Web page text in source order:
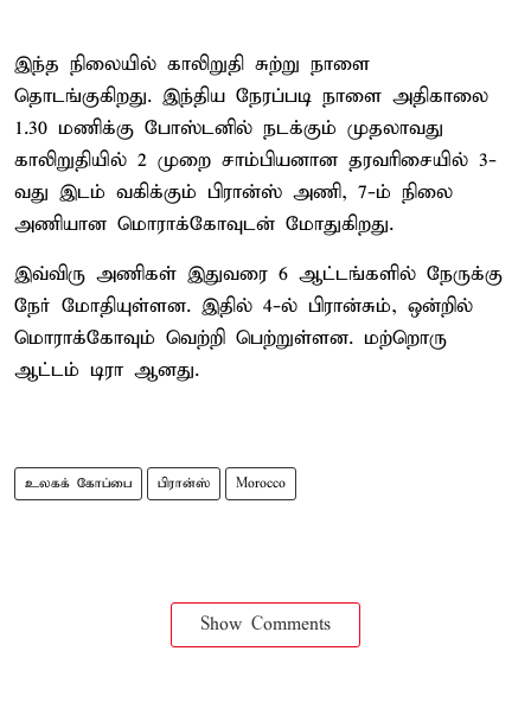
இந்த நிலையில் காலிறுதி சுற்று நாளை
தொடங்குகிறது. இந்திய நேரப்படி நாளை அதிகாலை
1.30 மணிக்கு போஸ்டனில் நடக்கும் முதலாவது
காலிறுதியில் 2 முறை சாம்பியனான தரவரிசையில் 3-
வது இடம் வகிக்கும் பிரான்ஸ் அணி, 7-ம் நிலை
அணியான மொராக்கோவுடன் மோதுகிறது.
இவ்விரு அணிகள் இதுவரை 6 ஆட்டங்களில் நேருக்கு
நேர் மோதியுள்ளன. இதில் 4-ல் பிரான்சும், ஒன்றில்
மொராக்கோவும் வெற்றி பெற்றுள்ளன. மற்றொரு
ஆட்டம் டிரா ஆனது.
உலகக் கோப்பை பிரான்ஸ் Morocco
Show Comments